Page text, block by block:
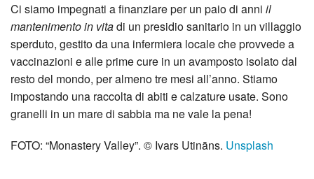
Ci siamo impegnati a finanziare per un paio di anni il
mantenimento in vitadi un presidio sanitario in un villaggio
sperduto, gestito da una infermiera locale che provvede a
vaccinazioni e alle prime cure in un avamposto isolato dal
resto del mondo, per almeno tre mesi all’anno. Stiamo
impostando una raccolta di abiti e calzature usate. Sono
granelli in un mare di sabbia ma ne vale la pena!
FOTO: “Monastery Valley”. © Ivars Utināns. Unsplash